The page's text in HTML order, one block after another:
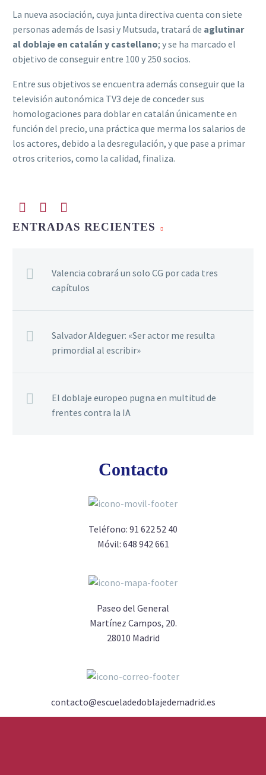
La nueva asociación, cuya junta directiva cuenta con siete
personas además de Isasi y Mutsuda, tratará de aglutinar
al doblaje en catalán y castellano; y se ha marcado el
objetivo de conseguir entre 100 y 250 socios.
Entre sus objetivos se encuentra además conseguir que la
televisión autonómica TV3 deje de conceder sus
homologaciones para doblar en catalán únicamente en
función del precio, una práctica que merma los salarios de
los actores, debido a la desregulación, y que pase a primar
otros criterios, como la calidad, finaliza.
ENTRADAS RECIENTES
Valencia cobrará un solo CG por cada tres
capítulos
Salvador Aldeguer: «Ser actor me resulta
primordial al escribir»
El doblaje europeo pugna en multitud de
frentes contra la IA
Contacto
Teléfono: 91 622 52 40
Móvil: 648 942 661
Paseo del General
Martínez Campos, 20.
28010 Madrid
contacto@escueladedoblajedemadrid.es